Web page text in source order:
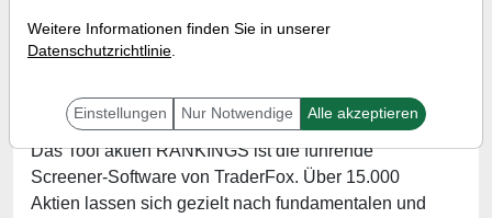
Wann:Mittwoch, 24. November 2021 von 18 bis 19
Das Tool aktien RANKINGS ist die führende
Screener-Software von TraderFox. Über 15.000
Aktien lassen sich gezielt nach fundamentalen und
Weitere Informationen finden Sie in unserer
Datenschutzrichtlinie.
Einstellungen Nur Notwendige Alle akzeptieren